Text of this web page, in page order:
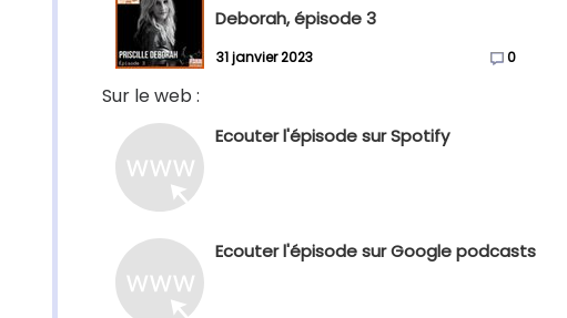
Deborah, épisode 3
31 janvier 2023 0
Sur le web :
Ecouter l'épisode sur Spotify
Ecouter l'épisode sur Google podcasts